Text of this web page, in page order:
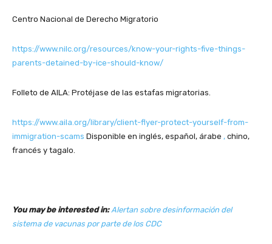
Centro Nacional de Derecho Migratorio
https://www.nilc.org/resources/know-your-rights-five-things-
parents-detained-by-ice-should-know/
Folleto de AILA: Protéjase de las estafas migratorias.
https://www.aila.org/library/client-flyer-protect-yourself-from-
immigration-scams Disponible en inglés, español, árabe , chino,
francés y tagalo.
You may be interested in: Alertan sobre desinformación del
sistema de vacunas por parte de los CDC